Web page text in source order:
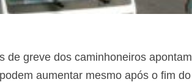
de greve dos caminhoneiros apontam
aumentar mesmo após o fim do